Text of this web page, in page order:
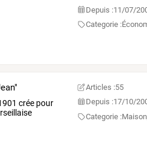
Depuis :11/07/
Categorie :
crée pour
Articles :55
Depuis :17/10/
Categorie :